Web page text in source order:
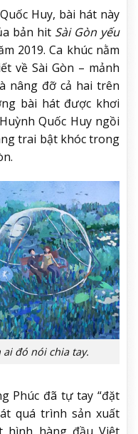
Huy, bài hát này
bản hit Sài Gòn yếu
2019. Ca khúc nằm
về Sài Gòn – mảnh
nâng đỡ cả hai trên
bài hát được khơi
Quốc Huy ngồi
trai bật khóc trong
ai đó nói chia tay.
Phúc đã tự tay “đặt
quá trình sản xuất